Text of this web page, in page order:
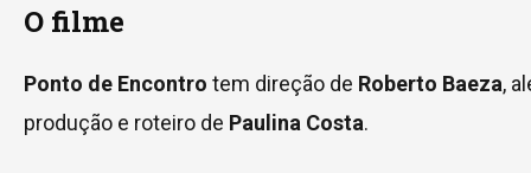
O filme
Ponto de Encontro tem direção de Roberto Baeza,
produção e roteiro de Paulina Costa.